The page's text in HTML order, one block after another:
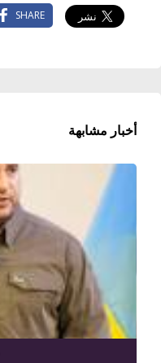
SHARE
أخبار مشابهة